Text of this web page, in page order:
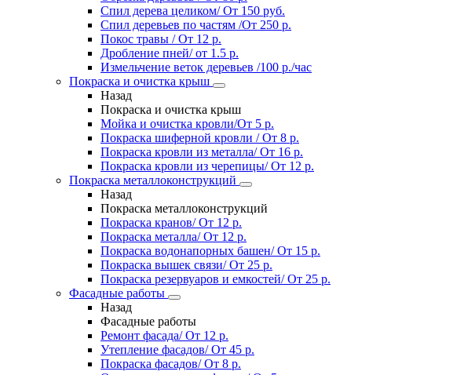
Спил дерева целиком/ От 150 руб.
Спил деревьев по частям /От 250 р.
Покос травы / От 12 р.
Дробление пней/ от 1.5 р.
Измельчение веток деревьев /100 р./час
Покраска и очистка крыш
Назад
Покраска и очистка крыш
Мойка и очистка кровли/От 5 р.
Покраска шиферной кровли / От 8 р.
Покраска кровли из металла/ От 16 р.
Покраска кровли из черепицы/ От 12 р.
Покраска металлоконструкций
Назад
Покраска металлоконструкций
Покраска кранов/ От 12 р.
Покраска металла/ От 12 р.
Покраска водонапорных башен/ От 15 р.
Покраска вышек связи/ От 25 р.
Покраска резервуаров и емкостей/ От 25 р.
Фасадные работы
Назад
Фасадные работы
Ремонт фасада/ От 12 р.
Утепление фасадов/ От 45 р.
Покраска фасадов/ От 8 р.